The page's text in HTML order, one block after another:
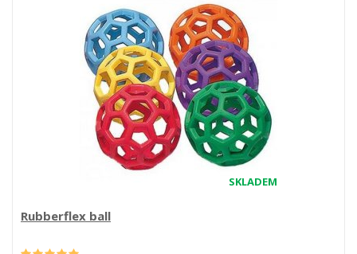
SKLADEM
Rubberflex ball